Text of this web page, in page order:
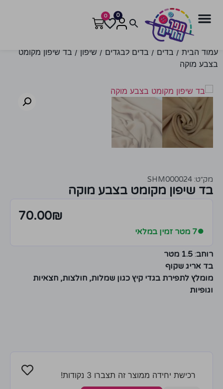
0
0
עמוד הבית / בדים / בדים לבגדים / שיפון / בד שיפון מקומט
בצבע מוקה
מק״ט: SHM000024
בד שיפון מקומט בצבע מוקה
70.00₪
●7 מטר זמין במלאי
רוחב: 1.5 מטר
בד אריג שקוף
מומלץ לתפירת בגדי קיץ כגון שמלות, חולצות, חצאיות
וגופיות
רכישת יחידה ממוצר זה תצברו 3 נקודות!